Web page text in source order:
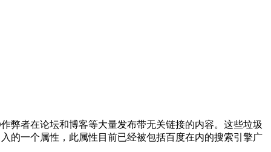
者在论坛和博客等大量发布带无关链接的内容。这些垃圾
的一个属性，此属性目前已经被包括百度在内的搜索引擎广